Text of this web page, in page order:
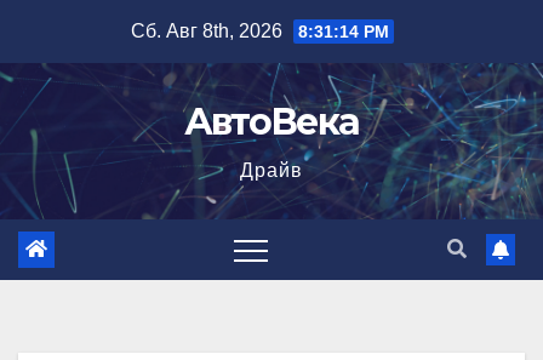
содержимому
Сб. Авг 8th, 2026 8:31:16 PM
АвтоВека
Драйв